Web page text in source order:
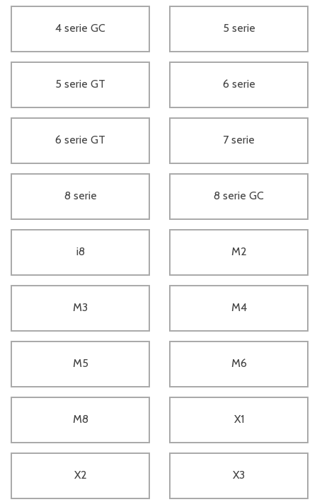
4 serie GC 5 serie
5 serie GT 6 serie
6 serie GT 7 serie
8 serie 8 serie GC
i8 M2
M3 M4
M5 M6
M8 X1
X2 X3